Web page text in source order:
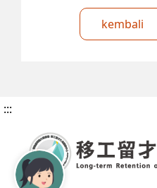
kembali
:::